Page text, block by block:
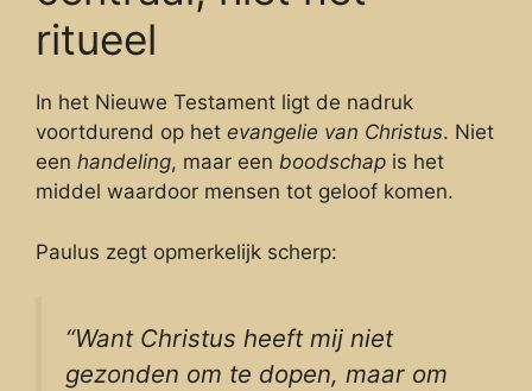
ritueel
In het Nieuwe Testament ligt de nadruk
voortdurend op het evangelie van Christus. Niet
een handeling, maar een boodschap is het
middel waardoor mensen tot geloof komen.
Paulus zegt opmerkelijk scherp:
“Want Christus heeft mij niet
gezonden om te dopen, maar om